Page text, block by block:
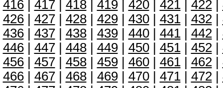
416| 417| 418| 419| 420| 421| 422|
426| 427| 428| 429| 430| 431| 432|
436| 437| 438| 439| 440| 441| 442|
446| 447| 448| 449| 450| 451| 452|
456| 457| 458| 459| 460| 461| 462|
466| 467| 468| 469| 470| 471| 472|